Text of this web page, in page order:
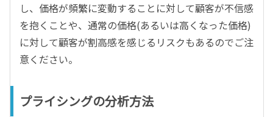
し、価格が頻繁に変動することに対して顧客が不信感
を抱くことや、通常の価格(あるいは高くなった価格)
に対して顧客が割高感を感じるリスクもあるのでご注
意ください。
プライシングの分析方法